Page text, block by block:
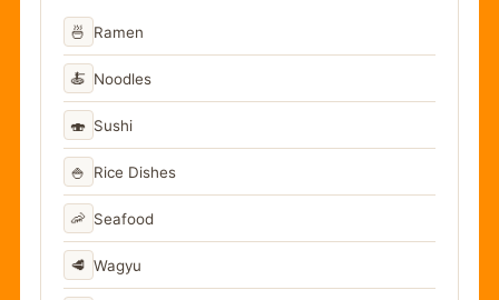
🍜 Ramen
🍝 Noodles
🍣 Sushi
🍚 Rice Dishes
🦐 Seafood
🥩 Wagyu